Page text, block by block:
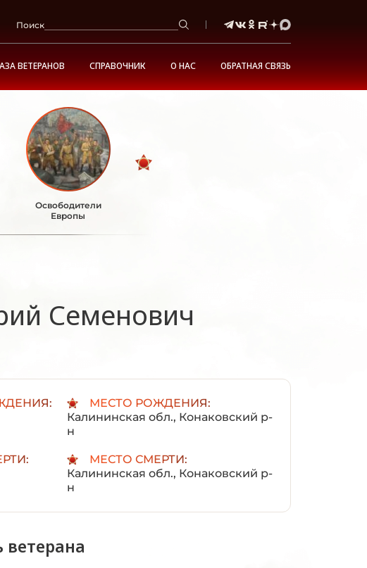
Поиск
ВЕТЕРАНОВ СПРАВОЧНИК О НАС ОБРАТНАЯ СВЯЗЬ
Освободители
Европы
Семенович
МЕСТО РОЖДЕНИЯ:
Калининская обл., Конаковский р-
н
МЕСТО СМЕРТИ:
Калининская обл., Конаковский р-
н
ветерана